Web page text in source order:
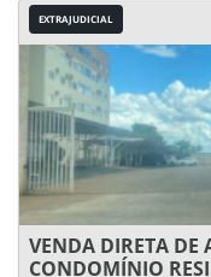
EXTRAJUDICIAL
VENDA DIRETA DE
CONDOMÍNIO